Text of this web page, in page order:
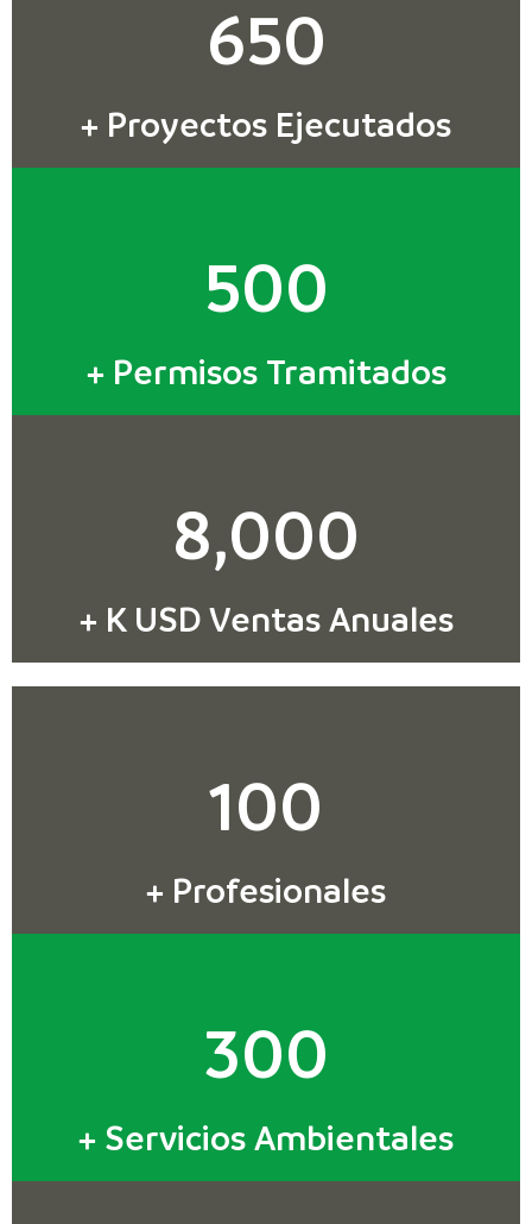
650
+ Proyectos Ejecutados
500
+ Permisos Tramitados
8,000
+ K USD Ventas Anuales
100
+ Profesionales
300
+ Servicios Ambientales